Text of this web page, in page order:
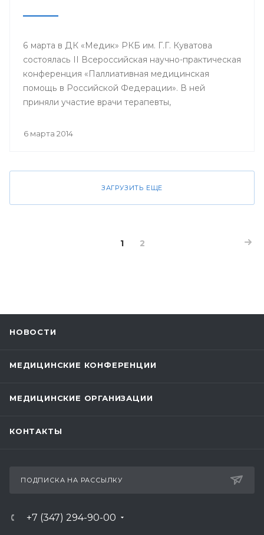
6 марта в ДК «Медик» РКБ им. Г.Г. Куватова
состоялась II Всероссийская научно-практическая
конференция «Паллиативная медицинская
помощь в Российской Федерации». В ней
приняли участие врачи терапевты,
неврологи, онкологи, педиатры, пульмонологи,
профильных кафедр, врачи интерны, курсанты
6 марта 2014
ЗАГРУЗИТЬ ЕЩЕ
1 2
НОВОСТИ
МЕДИЦИНСКИЕ КОНФЕРЕНЦИИ
МЕДИЦИНСКИЕ ОРГАНИЗАЦИИ
КОНТАКТЫ
ПОДПИСКА НА РАССЫЛКУ
+7 (347) 294-90-00